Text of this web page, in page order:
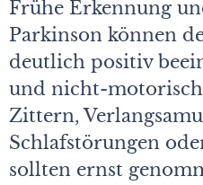
Frühe Erkennung
Parkinson können
deutlich positiv
und nicht-
Zittern,
Schlafstörungen
sollten ernst